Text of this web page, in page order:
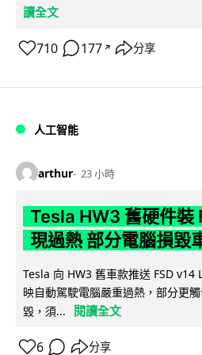
讀全文
710 177 ↗ 分享
人工智能
arthur 23 小時
Tesla HW3 舊硬件裝
現過熱 部分電腦損毀
Tesla 向 HW3 舊車款推送 FSD v14
映自動駕駛電腦嚴重過熱，部分更
毀，須...
閱讀全文
6 分享